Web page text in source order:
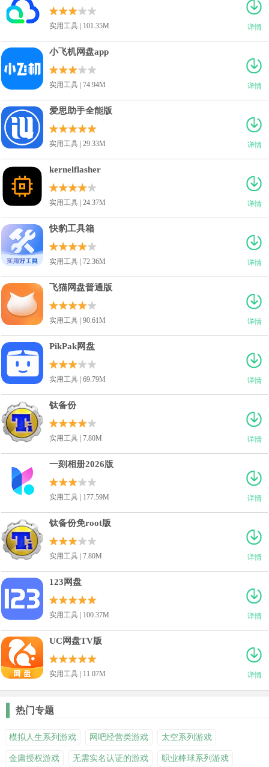
详情
实用工具 | 101.35M
详情
小飞机网盘app
实用工具 | 74.94M
详情
爱思助手全能版
实用工具 | 29.33M
详情
kernelflasher
实用工具 | 24.37M
详情
快豹工具箱
实用工具 | 72.36M
详情
飞猫网盘普通版
实用工具 | 90.61M
详情
PikPak网盘
实用工具 | 69.79M
详情
钛备份
实用工具 | 7.80M
详情
一刻相册2026版
实用工具 | 177.59M
详情
钛备份免root版
实用工具 | 7.80M
详情
123网盘
实用工具 | 100.37M
详情
UC网盘TV版
实用工具 | 11.07M
热门专题
模拟人生系列游戏 网吧经营类游戏 太空系列游戏
金庸授权游戏 无需实名认证的游戏 职业棒球系列游戏